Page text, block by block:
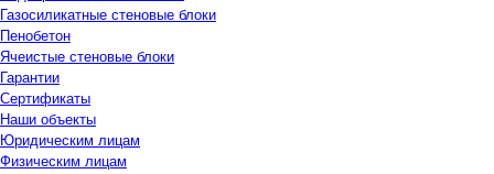
Газосиликатные стеновые блоки
Пенобетон
Ячеистые стеновые блоки
Гарантии
Сертификаты
Наши объекты
Юридическим лицам
Физическим лицам